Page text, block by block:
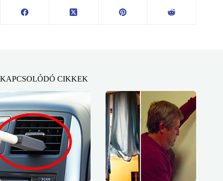
KAPCSOLÓDÓ CIKKEK